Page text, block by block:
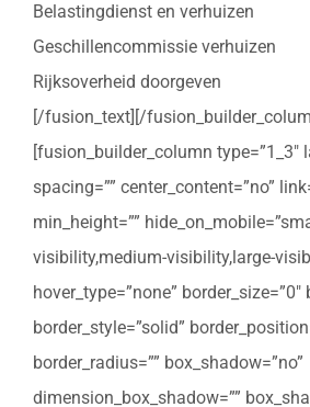
Belastingdienst en verhuizen
Geschillencommissie verhuizen
Rijksoverheid doorgeven
[/fusion_text][/
[fusion_builder_column type=”1_3″
spacing=”” center_content=”no”
min_height=””
visibility,medium-visibility,large-
hover_type=”none” border_size=”0″
border_style=”solid”
border_radius=”” box_shadow=”no”
dimension_box_shadow=””